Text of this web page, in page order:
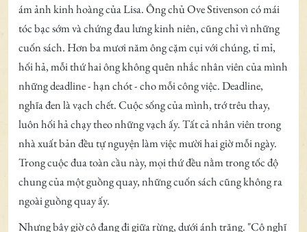
ám ảnh kinh hoàng của Lisa. Ông chủ Ove Stivenson có mái
tóc bạc sớm và chứng đau lưng kinh niên, cũng chỉ vì những
cuốn sách. Hơn ba mươi năm ông cặm cụi với chúng, tỉ mỉ,
hối hả, mỗi thứ hai ông không quên nhắc nhân viên của mình
những deadline - hạn chót - cho mỗi công việc. Deadline,
nghĩa đen là vạch chết. Cuộc sống của mình, trớ trêu thay,
luôn hối hả chạy theo những vạch ấy. Tất cả nhân viên trong
nhà xuất bản đều tự nguyện làm việc mười hai giờ mỗi ngày.
Trong cuộc đua toàn cầu này, mọi thứ đều nằm trong tốc độ
chung của một guồng quay, những cuốn sách cũng không ra
ngoài guồng quay ấy.
Nhưng bây giờ cô đang đi giữa rừng, dưới ánh trăng. "Cô nghĩ